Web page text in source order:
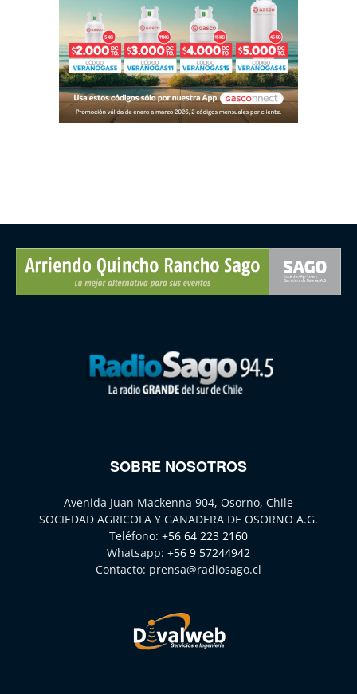
SOBRE NOSOTROS
Avenida Juan Mackenna 904, Osorno, Chile
SOCIEDAD AGRICOLA Y GANADERA DE OSORNO A.G.
Teléfono: +56 64 223 2160
Whatsapp: +56 9 57244942
Contacto: prensa@radiosago.cl